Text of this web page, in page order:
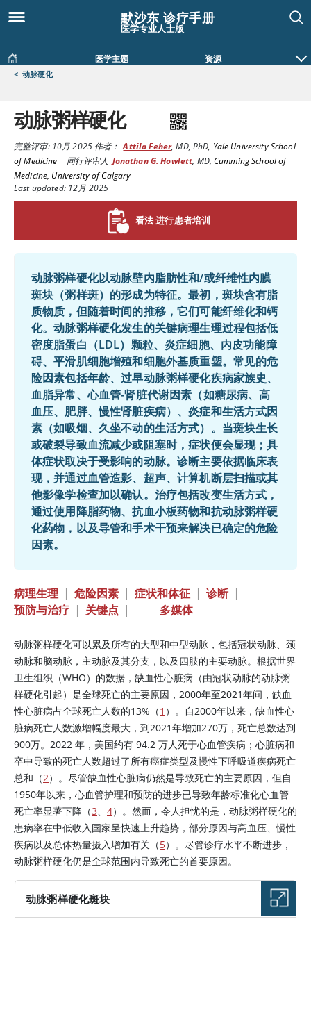
默沙东 诊疗手册
医学专业人士版
医学主题 资源
< 动脉硬化
动脉粥样硬化
完整评审:10月 2025作者： Attila Feher,MD, PhD, Yale University School
of Medicine | 同行评审人 Jonathan G. Howlett, MD,Cumming School of
Medicine, University of Calgary
Last updated: 12月 2025
看法 进行患者培训
动脉粥样硬化以动脉壁内脂肪性和/或纤维性内膜
斑块（粥样斑）的形成为特征。最初，斑块含有脂
质物质，但随着时间的推移，它们可能纤维化和钙
化。动脉粥样硬化发生的关键病理生理过程包括低
密度脂蛋白（LDL）颗粒、炎症细胞、内皮功能障
碍、平滑肌细胞增殖和细胞外基质重塑。常见的危
险因素包括年龄、过早动脉粥样硬化疾病家族史、
血脂异常、心血管-肾脏代谢因素（如糖尿病、高
血压、肥胖、慢性肾脏疾病）、炎症和生活方式因
素（如吸烟、久坐不动的生活方式）。当斑块生长
或破裂导致血流减少或阻塞时，症状便会显现；具
体症状取决于受影响的动脉。诊断主要依据临床表
现，并通过血管造影、超声、计算机断层扫描或其
他影像学检查加以确认。治疗包括改变生活方式，
通过使用降脂药物、抗血小板药物和抗动脉粥样硬
化药物，以及导管和手术干预来解决已确定的危险
因素。
病理生理 | 危险因素 | 症状和体征 | 诊断 |
预防与治疗 | 关键点 | 多媒体
动脉粥样硬化可以累及所有的大型和中型动脉，包括冠状动脉、颈
动脉和脑动脉，主动脉及其分支，以及四肢的主要动脉。根据世界
卫生组织（WHO）的数据，缺血性心脏病（由冠状动脉的动脉粥
样硬化引起）是全球死亡的主要原因，2000年至2021年间，缺血
性心脏病占全球死亡人数的13%（1 ）。自2000年以来，缺血性心
脏病死亡人数激增幅度最大，到2021年增加270万，死亡总数达到
900万。2022 年，美国约有 94.2 万人死于心血管疾病；心脏病和
卒中导致的死亡人数超过了所有癌症类型及慢性下呼吸道疾病死亡
总和（2）。尽管缺血性心脏病仍然是导致死亡的主要原因，但自
1950年以来，心血管护理和预防的进步已导致年龄标准化心血管
死亡率显著下降（3、 4）。然而，令人担忧的是，动脉粥样硬化的
患病率在中低收入国家呈快速上升趋势，部分原因与高血压、慢性
疾病以及总体热量摄入增加有关（5）。尽管诊疗水平不断进步，
动脉粥样硬化仍是全球范围内导致死亡的首要原因。
动脉粥样硬化斑块